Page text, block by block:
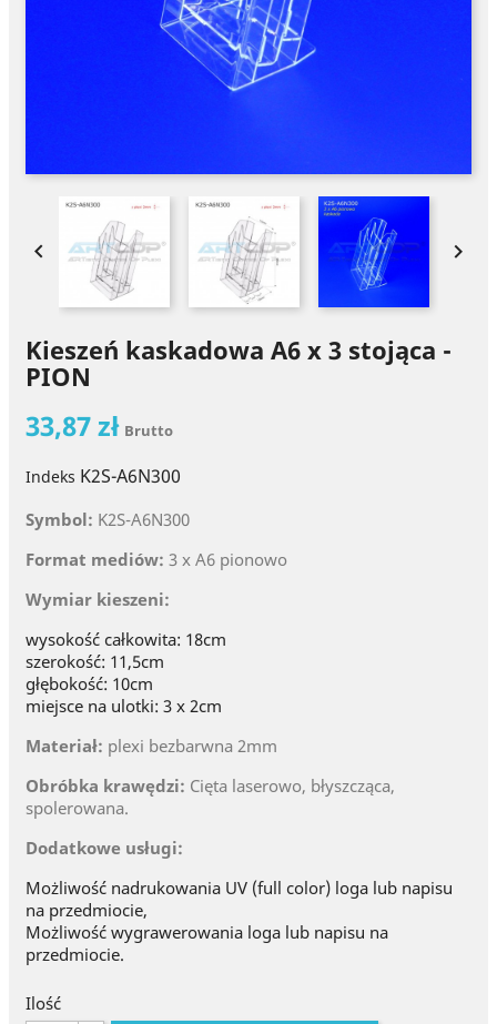
 
Kieszeń kaskadowa A6 x 3 stojąca -
PION
33,87 zł Brutto
Indeks K2S-A6N300
Symbol: K2S-A6N300
Format mediów: 3 x A6 pionowo
Wymiar kieszeni:
wysokość całkowita: 18cm
szerokość: 11,5cm
głębokość: 10cm
miejsce na ulotki: 3 x 2cm
Materiał: plexi bezbarwna 2mm
Obróbka krawędzi: Cięta laserowo, błyszcząca,
spolerowana.
Dodatkowe usługi:
Możliwość nadrukowania UV (full color) loga lub napisu
na przedmiocie,
Możliwość wygrawerowania loga lub napisu na
przedmiocie.
Ilość